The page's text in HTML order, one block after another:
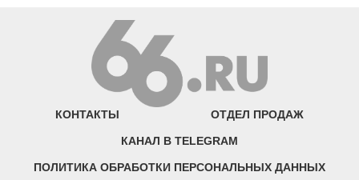
КОНТАКТЫ ОТДЕЛ ПРОДАЖ
КАНАЛ В TELEGRAM
ПОЛИТИКА ОБРАБОТКИ ПЕРСОНАЛЬНЫХ ДАННЫХ